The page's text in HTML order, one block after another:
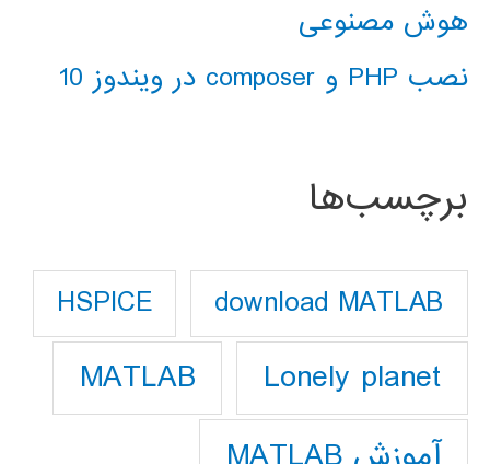
هوش مصنوعی
نصب PHP و composer در ویندوز 10
برچسب‌ها
download MATLAB
HSPICE
Lonely planet
MATLAB